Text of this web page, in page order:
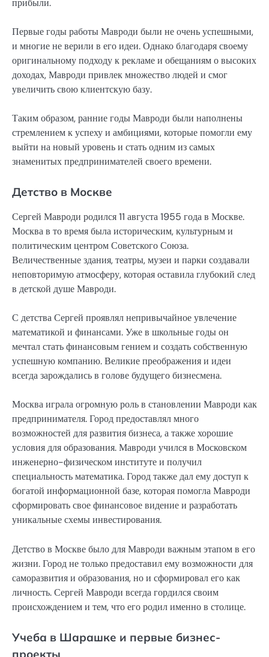
прибыли.
Первые годы работы Мавроди были не очень успешными,
и многие не верили в его идеи. Однако благодаря своему
оригинальному подходу к рекламе и обещаниям о высоких
доходах, Мавроди привлек множество людей и смог
увеличить свою клиентскую базу.
Таким образом, ранние годы Мавроди были наполнены
стремлением к успеху и амбициями, которые помогли ему
выйти на новый уровень и стать одним из самых
знаменитых предпринимателей своего времени.
Детство в Москве
Сергей Мавроди родился 11 августа 1955 года в Москве.
Москва в то время была историческим, культурным и
политическим центром Советского Союза.
Величественные здания, театры, музеи и парки создавали
неповторимую атмосферу, которая оставила глубокий след
в детской душе Мавроди.
С детства Сергей проявлял непривычайное увлечение
математикой и финансами. Уже в школьные годы он
мечтал стать финансовым гением и создать собственную
успешную компанию. Великие преображения и идеи
всегда зарождались в голове будущего бизнесмена.
Москва играла огромную роль в становлении Мавроди как
предпринимателя. Город предоставлял много
возможностей для развития бизнеса, а также хорошие
условия для образования. Мавроди учился в Московском
инженерно-физическом институте и получил
специальность математика. Город также дал ему доступ к
богатой информационной базе, которая помогла Мавроди
сформировать свое финансовое видение и разработать
уникальные схемы инвестирования.
Детство в Москве было для Мавроди важным этапом в его
жизни. Город не только предоставил ему возможности для
саморазвития и образования, но и сформировал его как
личность. Сергей Мавроди всегда гордился своим
происхождением и тем, что его родил именно в столице.
Учеба в Шарашке и первые бизнес-
проекты